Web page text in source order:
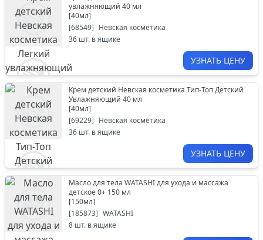
увлажняющий 40 мл
[40мл]
[68549] Невская косметика
36 шт. в ящике
УЗНАТЬ ЦЕНУ
Крем детский Невская косметика Тип-Топ Детский
Увлажняющий 40 мл
[40мл]
[69229] Невская косметика
36 шт. в ящике
УЗНАТЬ ЦЕНУ
Масло для тела WATASHI для ухода и массажа
детское 0+ 150 мл
[150мл]
[185873] WATASHI
8 шт. в ящике